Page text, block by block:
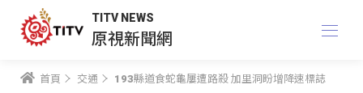
TITV NEWS
原視新聞網
首頁 交通 193縣道食蛇龜屢遭路殺 加里洞盼增降速標誌